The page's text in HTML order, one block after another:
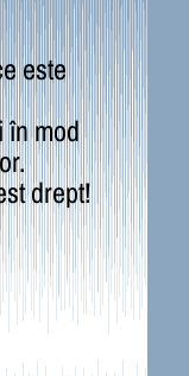
este
în mod
drept!